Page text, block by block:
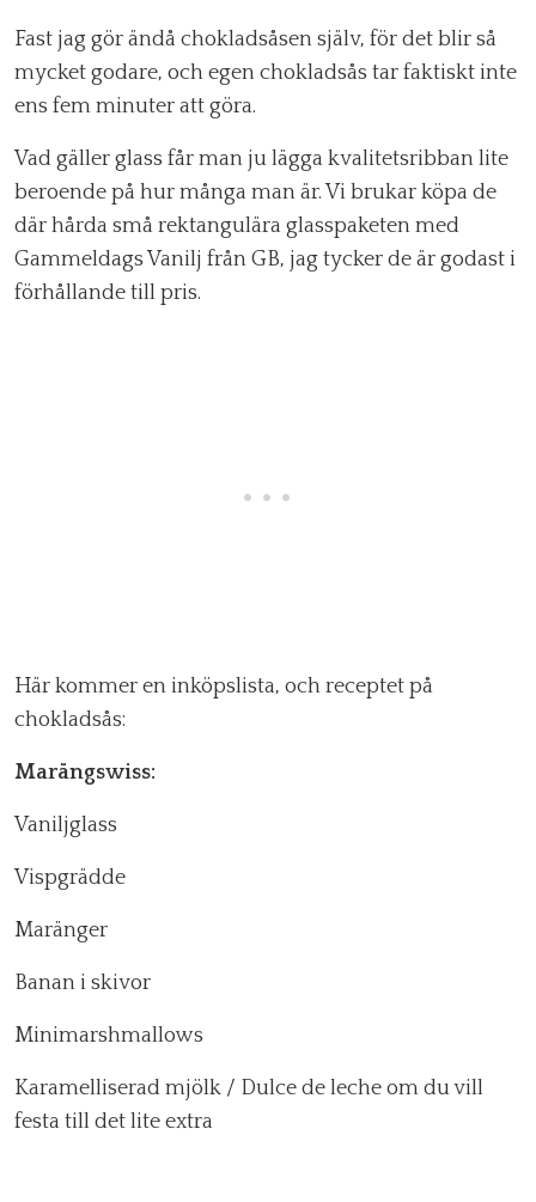
Fast jag gör ändå chokladsåsen själv, för det blir så
mycket godare, och egen chokladsås tar faktiskt inte
ens fem minuter att göra.
Vad gäller glass får man ju lägga kvalitetsribban lite
beroende på hur många man är. Vi brukar köpa de
där hårda små rektangulära glasspaketen med
Gammeldags Vanilj från GB, jag tycker de är godast i
förhållande till pris.
Här kommer en inköpslista, och receptet på
chokladsås:
Marängswiss:
Vaniljglass
Vispgrädde
Maränger
Banan i skivor
Minimarshmallows
Karamelliserad mjölk / Dulce de leche om du vill
festa till det lite extra